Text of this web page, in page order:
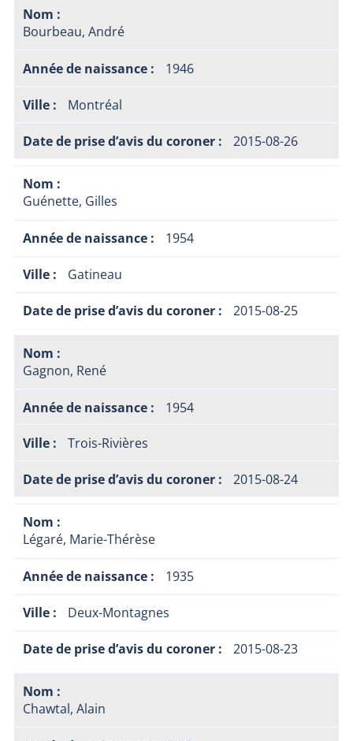
Bourbeau, André
1946
Montréal
2015-08-26
Guénette, Gilles
1954
Gatineau
2015-08-25
Gagnon, René
1954
Trois-Rivières
2015-08-24
Légaré, Marie-Thérèse
1935
Deux-Montagnes
2015-08-23
Chawtal, Alain